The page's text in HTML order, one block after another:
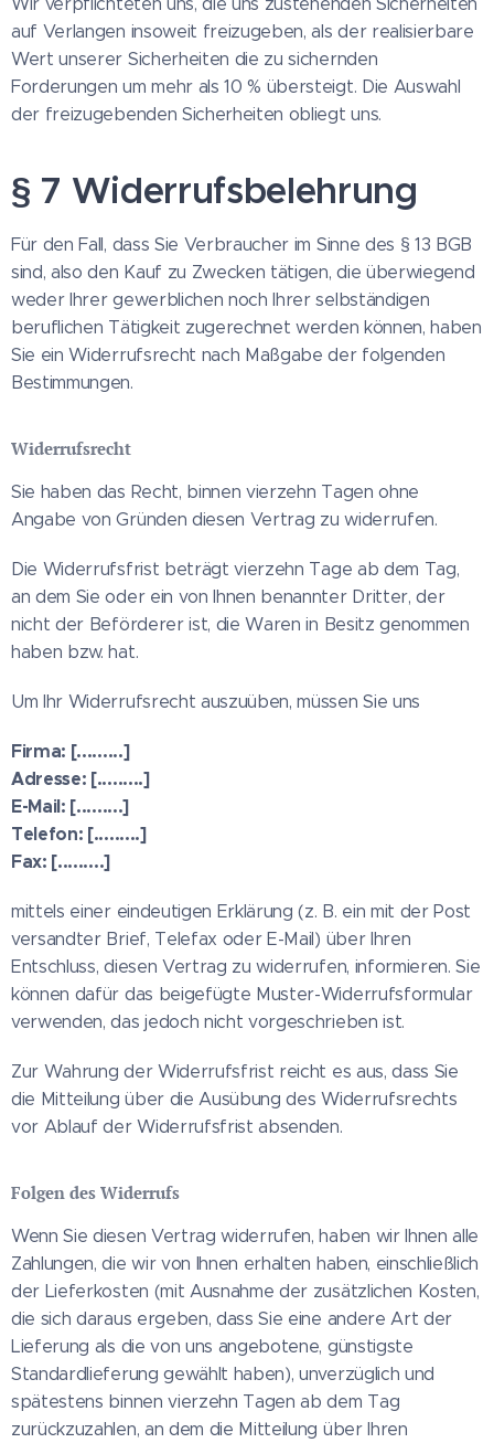
auf Verlangen insoweit freizugeben, als der realisierbare
Wert unserer Sicherheiten die zu sichernden
Forderungen um mehr als 10 % übersteigt. Die Auswahl
der freizugebenden Sicherheiten obliegt uns.
§ 7 Widerrufsbelehrung
Für den Fall, dass Sie Verbraucher im Sinne des § 13 BGB
sind, also den Kauf zu Zwecken tätigen, die überwiegend
weder Ihrer gewerblichen noch Ihrer selbständigen
beruflichen Tätigkeit zugerechnet werden können, haben
Sie ein Widerrufsrecht nach Maßgabe der folgenden
Bestimmungen.
Widerrufsrecht
Sie haben das Recht, binnen vierzehn Tagen ohne
Angabe von Gründen diesen Vertrag zu widerrufen.
Die Widerrufsfrist beträgt vierzehn Tage ab dem Tag,
an dem Sie oder ein von Ihnen benannter Dritter, der
nicht der Beförderer ist, die Waren in Besitz genommen
haben bzw. hat.
Um Ihr Widerrufsrecht auszuüben, müssen Sie uns
Firma: [.........]
Adresse: [.........]
E-Mail: [.........]
Telefon: [.........]
Fax: [.........]
mittels einer eindeutigen Erklärung (z. B. ein mit der Post
versandter Brief, Telefax oder E-Mail) über Ihren
Entschluss, diesen Vertrag zu widerrufen, informieren. Sie
können dafür das beigefügte Muster-Widerrufsformular
verwenden, das jedoch nicht vorgeschrieben ist.
Zur Wahrung der Widerrufsfrist reicht es aus, dass Sie
die Mitteilung über die Ausübung des Widerrufsrechts
vor Ablauf der Widerrufsfrist absenden.
Folgen des Widerrufs
Wenn Sie diesen Vertrag widerrufen, haben wir Ihnen alle
Zahlungen, die wir von Ihnen erhalten haben, einschließlich
der Lieferkosten (mit Ausnahme der zusätzlichen Kosten,
die sich daraus ergeben, dass Sie eine andere Art der
Lieferung als die von uns angebotene, günstigste
Standardlieferung gewählt haben), unverzüglich und
spätestens binnen vierzehn Tagen ab dem Tag
zurückzuzahlen, an dem die Mitteilung über Ihren